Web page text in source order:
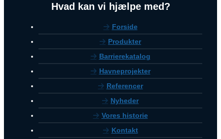
Hvad kan vi hjælpe med?
Forside
Produkter
Barrierekatalog
Havneprojekter
Referencer
Nyheder
Vores historie
Kontakt